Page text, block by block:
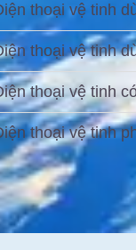
thoại vệ tinh
thoại vệ tinh
thoại vệ tinh
thoại vệ tinh